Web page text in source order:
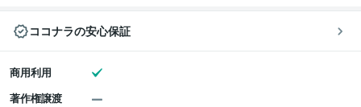
ココナラの安心保証
商用利用
著作権譲渡